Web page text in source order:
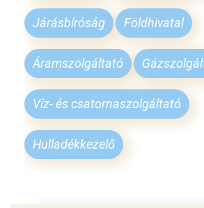
Olvasható
betűtípus
Járásbíróság Földhivatal
Áramszolgáltató
Víz- és csatornaszolgáltató
Hulladékkezelő